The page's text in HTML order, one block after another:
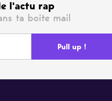
l'actu rap
ta boite mail